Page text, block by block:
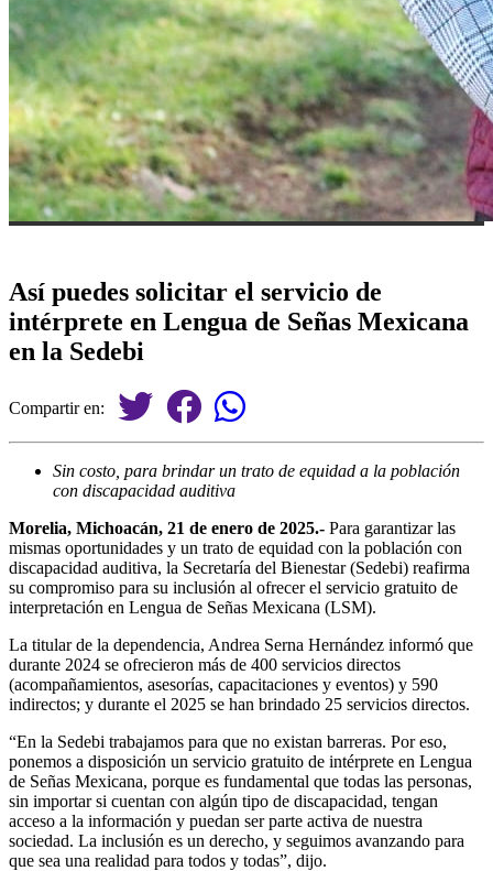
Así puedes solicitar el servicio de
intérprete en Lengua de Señas Mexicana
en la Sedebi
Compartir en:
Sin costo, para brindar un trato de equidad a la población
con discapacidad auditiva
Morelia, Michoacán, 21 de enero de 2025.- Para garantizar las
mismas oportunidades y un trato de equidad con la población con
discapacidad auditiva, la Secretaría del Bienestar (Sedebi) reafirma
su compromiso para su inclusión al ofrecer el servicio gratuito de
interpretación en Lengua de Señas Mexicana (LSM).
La titular de la dependencia, Andrea Serna Hernández informó que
durante 2024 se ofrecieron más de 400 servicios directos
(acompañamientos, asesorías, capacitaciones y eventos) y 590
indirectos; y durante el 2025 se han brindado 25 servicios directos.
“En la Sedebi trabajamos para que no existan barreras. Por eso,
ponemos a disposición un servicio gratuito de intérprete en Lengua
de Señas Mexicana, porque es fundamental que todas las personas,
sin importar si cuentan con algún tipo de discapacidad, tengan
acceso a la información y puedan ser parte activa de nuestra
sociedad. La inclusión es un derecho, y seguimos avanzando para
que sea una realidad para todos y todas”, dijo.